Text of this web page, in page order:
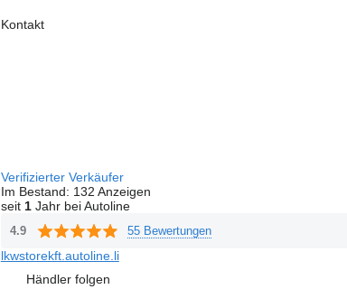
Kontakt
Verifizierter Verkäufer
Im Bestand: 132 Anzeigen
seit 1Jahr bei Autoline
4.9 55 Bewertungen
lkwstorekft.autoline.li
Händler folgen